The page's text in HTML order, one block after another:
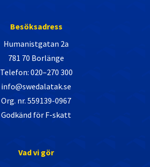
Besöksadress
Humanistgatan 2a
781 70 Borlänge
Telefon: 020–270 300
info@swedalatak.se
Org. nr. 559139-0967
Godkänd för F-skatt
Vad vi gör